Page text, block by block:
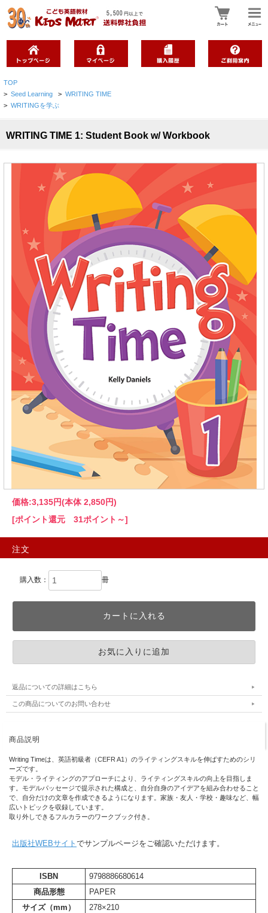
TOP
> Seed Learning > WRITING TIME
> WRITINGを学ぶ
WRITING TIME 1: Student Book w/ Workbook
価格:3,135円(本体 2,850円)
[ポイント還元 31ポイント～]
注文
購入数： 冊
返品についての詳細はこちら
この商品についてのお問い合わせ
商品説明
Writing Timeは、英語初級者（CEFR A1）のライティングスキルを伸ばすためのシリ
ーズです。
モデル・ライティングのアプローチにより、ライティングスキルの向上を目指しま
す。モデルパッセージで提示された構成と、自分自身のアイデアを組み合わせること
で、自分だけの文章を作成できるようになります。家族・友人・学校・趣味など、幅
広いトピックを収録しています。
取り外しできるフルカラーのワークブック付き。
出版社WEBサイト でサンプルページをご確認いただけます。
ISBN
9798886680614
商品形態
PAPER
サイズ（mm）
278×210